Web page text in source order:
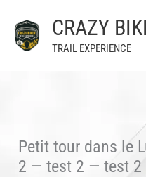
contenu
CRAZY
TRAIL EXPERIENCE
Petit tour dans le
2 — test 2 — test